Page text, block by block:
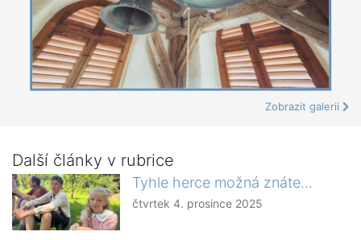
Zobrazit galerii
Další články v rubrice
Tyhle herce možná znáte...
čtvrtek 4. prosince 2025